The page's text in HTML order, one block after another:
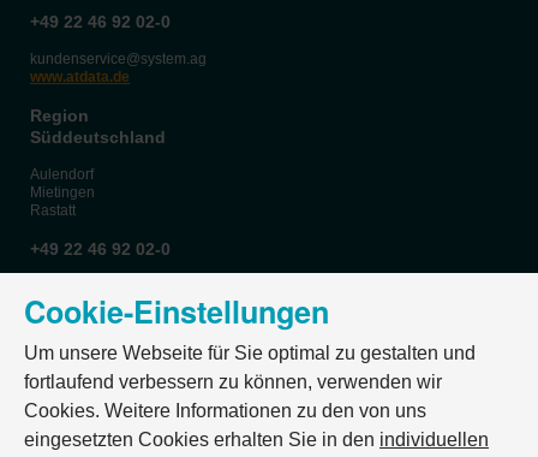
Cookie-Einstellungen
Um unsere Webseite für Sie optimal zu gestalten und
fortlaufend verbessern zu können, verwenden wir
Cookies. Weitere Informationen zu den von uns
eingesetzten Cookies erhalten Sie in den individuellen